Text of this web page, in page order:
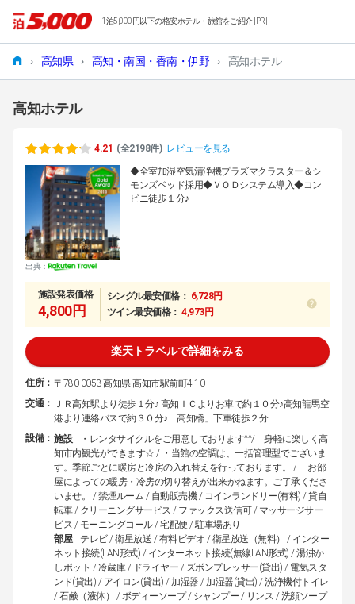
1泊5,000円以下の格安ホテル・旅館をご紹介 [PR]
› 高知県 › 高知・南国・香南・伊野 › 高知ホテル
高知ホテル
4.21 (全2198件) レビューを見る
出典：
◆全室加湿空気清浄機プラズマクラスター＆シ
モンズベッド採用◆ＶＯＤシステム導入◆コン
ビニ徒歩１分♪
施設発表価格
4,800円
シングル最安価格： 6,728円
ツイン最安価格：4,973円
楽天トラベルで詳細をみる
住所： 〒780-0053 高知県 高知市駅前町4-10
交通：
ＪＲ高知駅より徒歩１分♪ 高知ＩＣよりお車で約１０分♪高知龍馬空
港より連絡バスで約３０分♪「高知橋」下車徒歩２分
設備： 施設
・レンタサイクルをご用意しております^^/ 身軽に楽しく高
知市内観光ができます☆ / ・当館の空調は、一括管理型でございま
す。季節ごとに暖房と冷房の入れ替えを行っております。 / お部
屋によっての暖房・冷房の切り替えが出来かねます。ご了承くださ
いませ。 / 禁煙ルーム / 自動販売機 / コインランドリー(有料) / 貸自
転車 / クリーニングサービス / ファックス送信可 / マッサージサー
ビス / モーニングコール / 宅配便 / 駐車場あり
部屋
テレビ / 衛星放送 / 有料ビデオ / 衛星放送（無料） / インター
ネット接続(LAN形式) / インターネット接続(無線LAN形式) / 湯沸か
しポット / 冷蔵庫 / ドライヤー / ズボンプレッサー(貸出) / 電気スタ
ンド(貸出) / アイロン(貸出) / 加湿器 / 加湿器(貸出) / 洗浄機付トイレ
/ 石鹸（液体） / ボディーソープ / シャンプー / リンス / 洗顔ソープ